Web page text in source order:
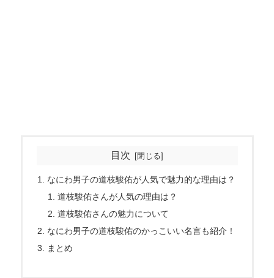
目次
なにわ男子の道枝駿佑が人気で魅力的な理由は？
道枝駿佑さんが人気の理由は？
道枝駿佑さんの魅力について
なにわ男子の道枝駿佑のかっこいい名言も紹介！
まとめ